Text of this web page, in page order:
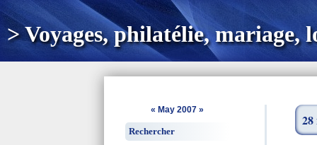
> Voyages, philatélie, mariage,
« May 2007 »
Rechercher
28